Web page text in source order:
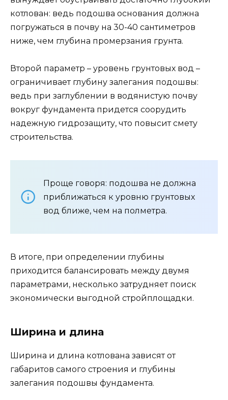
котлован: ведь подошва основания должна
погружаться в почву на 30-40 сантиметров
ниже, чем глубина промерзания грунта.
Второй параметр – уровень грунтовых вод –
ограничивает глубину залегания подошвы:
ведь при заглублении в водянистую почву
вокруг фундамента придется соорудить
надежную гидрозащиту, что повысит смету
строительства.
Проще говоря: подошва не должна
приближаться к уровню грунтовых
вод ближе, чем на полметра.
В итоге, при определении глубины
приходится балансировать между двумя
параметрами, несколько затрудняет поиск
экономически выгодной стройплощадки.
Ширина и длина
Ширина и длина котлована зависят от
габаритов самого строения и глубины
залегания подошвы фундамента.